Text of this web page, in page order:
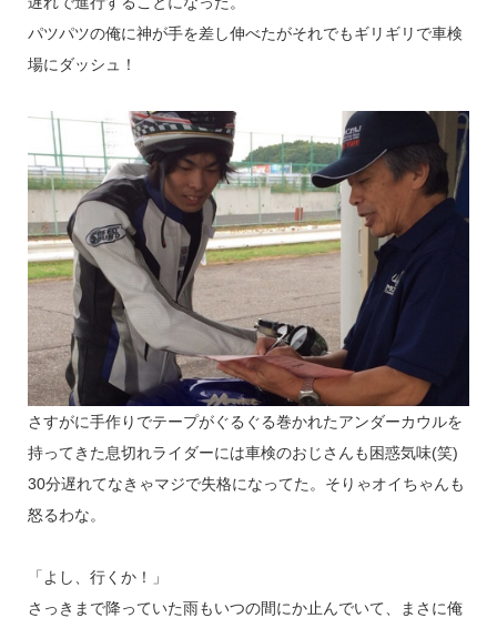
パツパツの俺に神が手を差し伸べたがそれでもギリギリで車検
場にダッシュ！
さすがに手作りでテープがぐるぐる巻かれたアンダーカウルを
持ってきた息切れライダーには車検のおじさんも困惑気味(笑)
30分遅れてなきゃマジで失格になってた。そりゃオイちゃんも
怒るわな。
「よし、行くか！」
さっきまで降っていた雨もいつの間にか止んでいて、まさに俺